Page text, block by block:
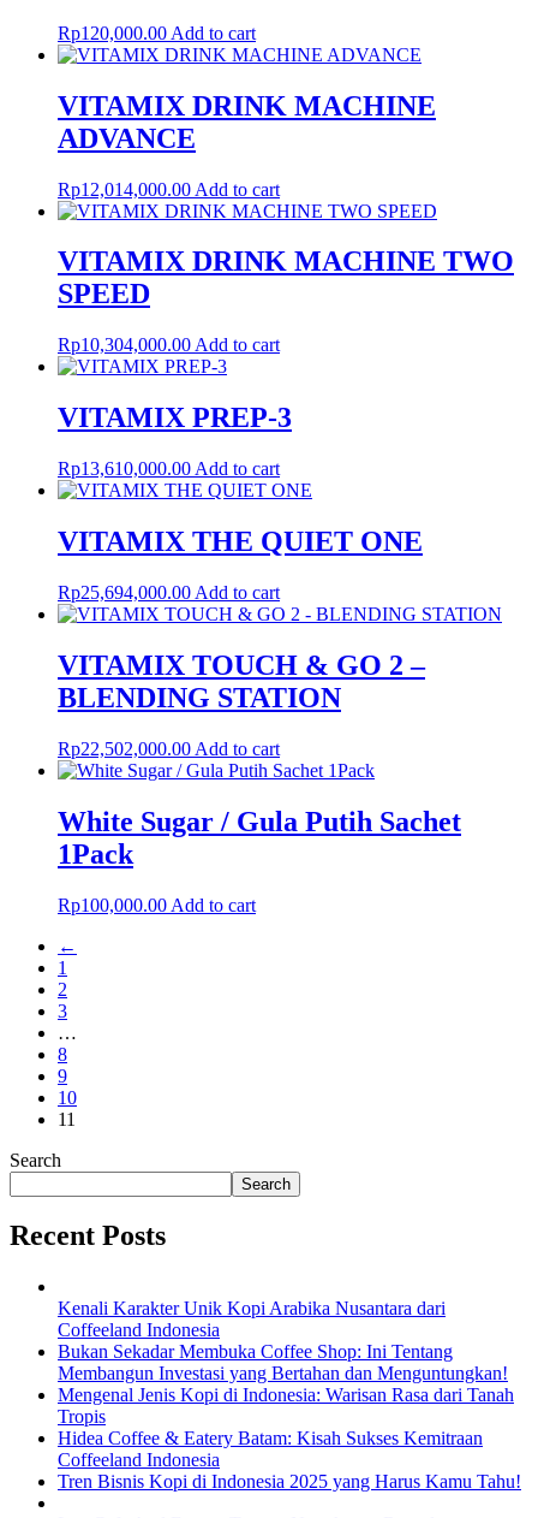
Rp120,000.00 Add to cart
VITAMIX DRINK MACHINE
ADVANCE
Rp12,014,000.00 Add to cart
VITAMIX DRINK MACHINE TWO
SPEED
Rp10,304,000.00 Add to cart
VITAMIX PREP-3
Rp13,610,000.00 Add to cart
VITAMIX THE QUIET ONE
Rp25,694,000.00 Add to cart
VITAMIX TOUCH & GO 2 –
BLENDING STATION
Rp22,502,000.00 Add to cart
White Sugar / Gula Putih Sachet
1Pack
Rp100,000.00 Add to cart
←
1
2
3
…
8
9
10
11
Search
Search
Recent Posts
Kenali Karakter Unik Kopi Arabika Nusantara dari
Coffeeland Indonesia
Bukan Sekadar Membuka Coffee Shop: Ini Tentang
Membangun Investasi yang Bertahan dan Menguntungkan!
Mengenal Jenis Kopi di Indonesia: Warisan Rasa dari Tanah
Tropis
Hidea Coffee & Eatery Batam: Kisah Sukses Kemitraan
Coffeeland Indonesia
Tren Bisnis Kopi di Indonesia 2025 yang Harus Kamu Tahu!